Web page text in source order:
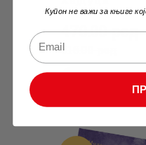
616
цена
је
616.
0
470.00рсд
Тренутна
цена
је:
0
0
Купон не важи за књиге